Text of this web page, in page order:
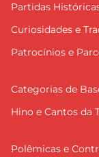
Partidas
Curiosidades e
Patrocínios e
Categorias de
Hino e Cantos da
Polêmicas e